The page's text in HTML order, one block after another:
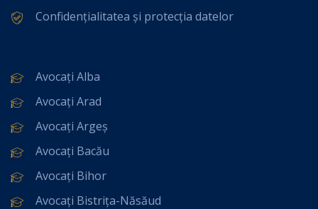
Confidențialitatea și protecția datelor
Avocați Alba
Avocați Arad
Avocați Argeș
Avocați Bacău
Avocați Bihor
Avocați Bistrița-Năsăud